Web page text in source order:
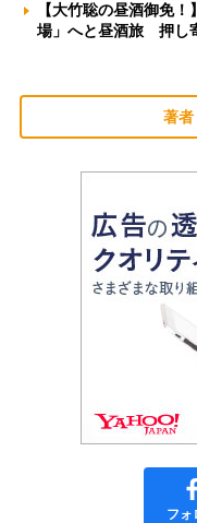
【大竹聡の昼酒御免
場」へと昼酒旅 押し
著者
フォ